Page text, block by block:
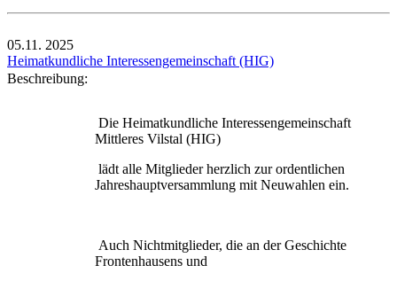
05.11. 2025
Heimatkundliche Interessengemeinschaft (HIG)
Beschreibung:
Die Heimatkundliche Interessengemeinschaft
Mittleres Vilstal (HIG)
lädt alle Mitglieder herzlich zur ordentlichen
Jahreshauptversammlung mit Neuwahlen ein.
Auch Nichtmitglieder, die an der Geschichte
Frontenhausens und